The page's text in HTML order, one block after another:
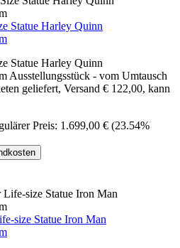
Statue Harley Quinn
Statue Harley Quinn
Ausstellungsstück - vom Umtausch
geliefert, Versand € 122,00, kann
Preis: 1.699,00 € (23.54%
size Statue Iron Man